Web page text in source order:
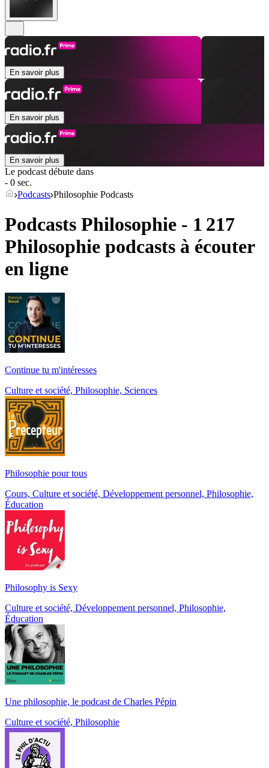
En savoir plus
En savoir plus
En savoir plus
Le podcast débute dans
- 0 sec.
Podcasts Philosophie Podcasts
Podcasts Philosophie - 1 217
Philosophie podcasts à écouter
en ligne
Continue tu m'intéresses
Culture et société, Philosophie, Sciences
Philosophie pour tous
Cours, Culture et société, Développement personnel, Philosophie,
Éducation
Philosophy is Sexy
Culture et société, Développement personnel, Philosophie,
Éducation
Une philosophie, le podcast de Charles Pépin
Culture et société, Philosophie